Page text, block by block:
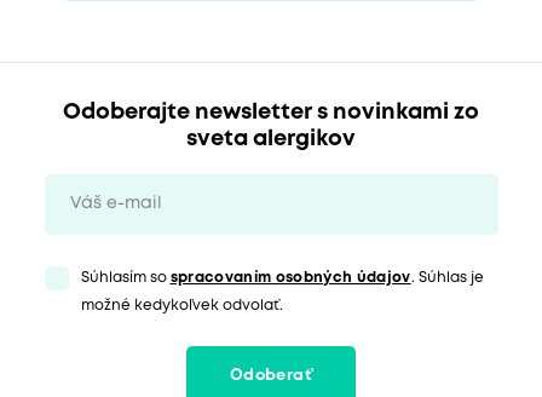
Odoberajte newsletter s novinkami zo
sveta alergikov
Súhlasím so spracovaním osobných údajov. Súhlas je
možné kedykoľvek odvolať.
Odoberať